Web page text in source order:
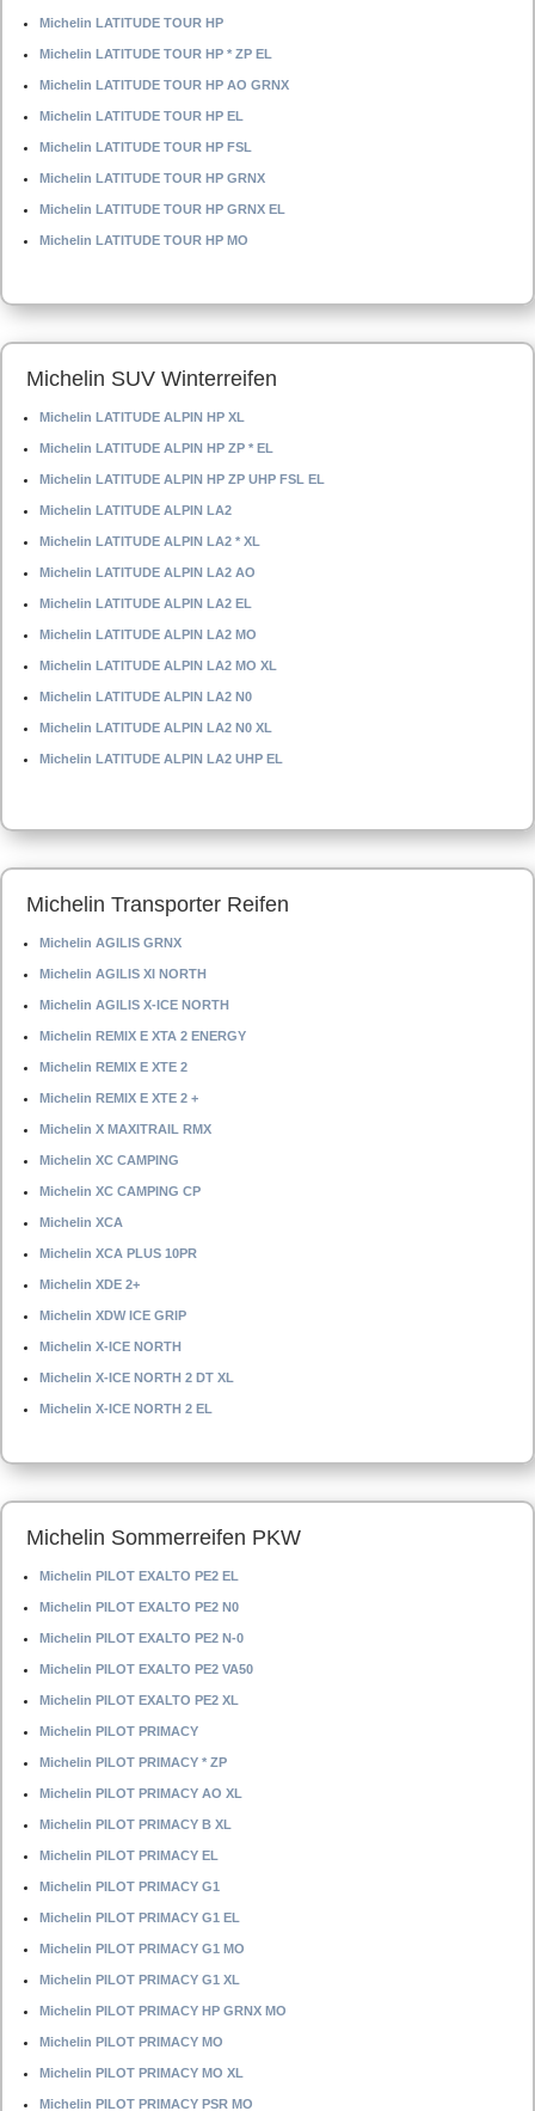
Michelin LATITUDE TOUR HP
Michelin LATITUDE TOUR HP * ZP EL
Michelin LATITUDE TOUR HP AO GRNX
Michelin LATITUDE TOUR HP EL
Michelin LATITUDE TOUR HP FSL
Michelin LATITUDE TOUR HP GRNX
Michelin LATITUDE TOUR HP GRNX EL
Michelin LATITUDE TOUR HP MO
Michelin SUV Winterreifen
Michelin LATITUDE ALPIN HP XL
Michelin LATITUDE ALPIN HP ZP * EL
Michelin LATITUDE ALPIN HP ZP UHP FSL EL
Michelin LATITUDE ALPIN LA2
Michelin LATITUDE ALPIN LA2 * XL
Michelin LATITUDE ALPIN LA2 AO
Michelin LATITUDE ALPIN LA2 EL
Michelin LATITUDE ALPIN LA2 MO
Michelin LATITUDE ALPIN LA2 MO XL
Michelin LATITUDE ALPIN LA2 N0
Michelin LATITUDE ALPIN LA2 N0 XL
Michelin LATITUDE ALPIN LA2 UHP EL
Michelin Transporter Reifen
Michelin AGILIS GRNX
Michelin AGILIS XI NORTH
Michelin AGILIS X-ICE NORTH
Michelin REMIX E XTA 2 ENERGY
Michelin REMIX E XTE 2
Michelin REMIX E XTE 2 +
Michelin X MAXITRAIL RMX
Michelin XC CAMPING
Michelin XC CAMPING CP
Michelin XCA
Michelin XCA PLUS 10PR
Michelin XDE 2+
Michelin XDW ICE GRIP
Michelin X-ICE NORTH
Michelin X-ICE NORTH 2 DT XL
Michelin X-ICE NORTH 2 EL
Michelin Sommerreifen PKW
Michelin PILOT EXALTO PE2 EL
Michelin PILOT EXALTO PE2 N0
Michelin PILOT EXALTO PE2 N-0
Michelin PILOT EXALTO PE2 VA50
Michelin PILOT EXALTO PE2 XL
Michelin PILOT PRIMACY
Michelin PILOT PRIMACY * ZP
Michelin PILOT PRIMACY AO XL
Michelin PILOT PRIMACY B XL
Michelin PILOT PRIMACY EL
Michelin PILOT PRIMACY G1
Michelin PILOT PRIMACY G1 EL
Michelin PILOT PRIMACY G1 MO
Michelin PILOT PRIMACY G1 XL
Michelin PILOT PRIMACY HP GRNX MO
Michelin PILOT PRIMACY MO
Michelin PILOT PRIMACY MO XL
Michelin PILOT PRIMACY PSR MO